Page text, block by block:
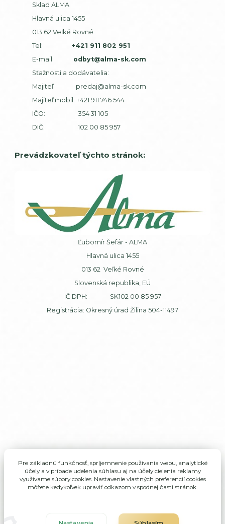
Sklad ALMA
Hlavná ulica 1455
013 62 Veľké Rovné
Tel:
+421 911 802 951
E-mail: odbyt@alma-sk.com
Sťažnosti a dodávatelia:
Majiteľ: predaj@alma-sk.com
Majiteľ mobil: +421 911 746 544
IČO: 354 31 105
DIČ: 102 00 85 957
Prevádzkovateľ týchto stránok:
Ľubomír Šefár - ALMA
Hlavná ulica 1455
013 62 Veľké Rovné
Slovenská republika, EÚ
IČ DPH: SK102 00 85 957
Registrácia: Okresný úrad Žilina 504-11497
Pre základnú funkčnosť, spríjemnenie používania webu, analytické
účely a v prípade udelenia súhlasu aj na účely cielenia reklamy
využívame súbory cookies. Nastavenie vlastných preferencií cookies
môžete kedykoľvek upraviť odkazom v spodnej časti stránok.